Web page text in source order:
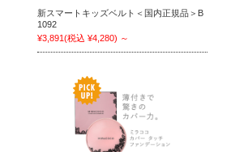
新スマートキッズベルト＜国内正規品＞B
1092
¥3,891(税込 ¥4,280) ～